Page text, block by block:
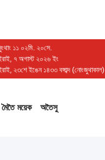
১১ ০২মি. ২০সে.
৭ অগাস্ট ২০২৬ ইং
২৩শে ইঙেন ১৪৩৩ বঙ্গাব্দ (নোংজুথাকাল)
মৈতৈ ময়েক অতৈসু